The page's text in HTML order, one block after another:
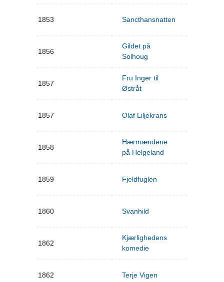
1853 Sancthansnatten
1856
Gildet på
Solhoug
1857
Fru Inger til
Østråt
1857 Olaf Liljekrans
1858
Hærmændene
på Helgeland
1859 Fjeldfuglen
1860 Svanhild
1862
Kjærlighedens
komedie
1862 Terje Vigen